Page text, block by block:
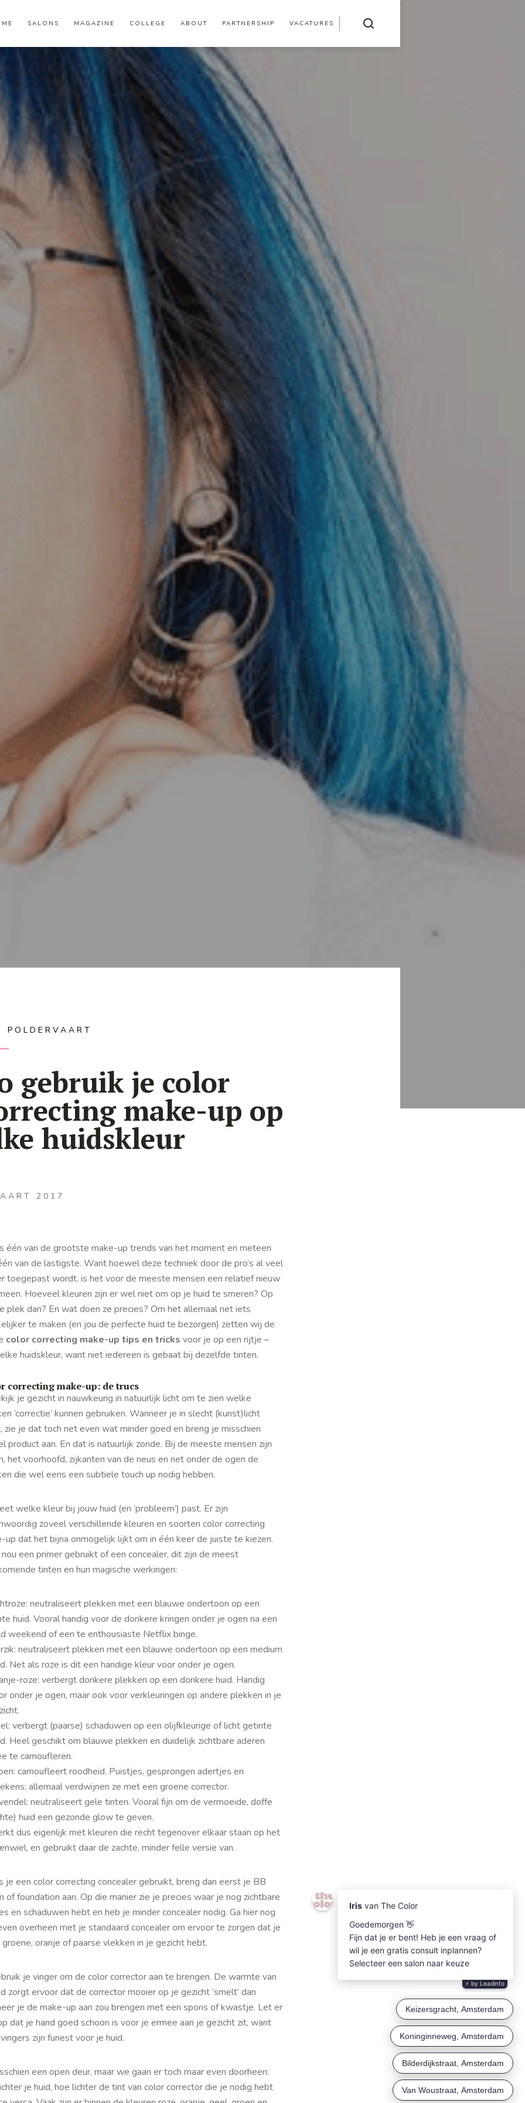
SALONS MAGAZINE COLLEGE ABOUT PARTNERSHIP VACATURES
POLDERVAART
gebruik je color
make-up op
huidskleur
2017
één van de grootste make-up trends van het moment en meteen
van de lastigste. Want hoewel deze techniek door de pro’s al veel
toegepast wordt, is het voor de meeste mensen een relatief nieuw
Hoeveel kleuren zijn er wel niet om op je huid te smeren? Op
plek dan? En wat doen ze precies? Om het allemaal net iets
te maken (en jou de perfecte huid te bezorgen) zetten wij de
color correcting make-up tips en tricks voor je op een rijtje –
huidskleur, want niet iedereen is gebaat bij dezelfde tinten.
correcting make-up: de trucs
je gezicht in nauwkeurig in natuurlijk licht om te zien welke
‘correctie’ kunnen gebruiken. Wanneer je in slecht (kunst)licht
zie je dat toch net even wat minder goed en breng je misschien
product aan. En dat is natuurlijk zonde. Bij de meeste mensen zijn
het voorhoofd, zijkanten van de neus en net onder de ogen de
die wel eens een subtiele touch up nodig hebben.
welke kleur bij jouw huid (en ‘probleem’) past. Er zijn
zoveel verschillende kleuren en soorten color correcting
up dat het bijna onmogelijk lijkt om in één keer de juiste te kiezen.
een primer gebruikt of een concealer, dit zijn de meest
tinten en hun magische werkingen:
neutraliseert plekken met een blauwe ondertoon op een
huid. Vooral handig voor de donkere kringen onder je ogen na een
weekend of een te enthousiaste Netflixbinge.
neutraliseert plekken met een blauwe ondertoon op een medium
Net als roze is dit een handige kleur voor onder je ogen.
roze: verbergt donkere plekken op een donkere huid. Handig
onder je ogen, maar ook voor verkleuringen op andere plekken in je
verbergt (paarse) schaduwen op een olijfkleurige of licht getinte
Heel geschikt om blauwe plekken en duidelijk zichtbare aderen
te camoufleren.
camoufleert roodheid. Puistjes, gesprongen adertjes en
allemaal verdwijnen ze met een groene corrector.
neutraliseert gele tinten. Vooral fijn om de vermoeide, doffe
huid een gezonde glowte geven.
dus eigenlijk met kleuren die recht tegenover elkaar staan op het
en gebruikt daar de zachte, minder felle versie van.
je een color correcting concealer gebruikt, breng dan eerst je BB
of foundation aan. Op die manier zie je precies waar je nog zichtbare
en schaduwen hebt en heb je minder concealer nodig. Ga hier nog
overheen met je standaard concealer om ervoor te zorgen dat je
oranje of paarse vlekken in je gezicht hebt.
je vinger om de color corrector aan te brengen. De warmte van
zorgt ervoor dat de corrector mooier op je gezicht ‘smelt’ dan
je de make-up aan zou brengen met een spons of kwastje. Let er
dat je hand goed schoon is voor je ermee aan je gezicht zit, want
zijn funest voor je huid.
een open deur, maar we gaan er toch maar even doorheen:
je huid, hoe lichter de tint van color corrector die je nodig hebt